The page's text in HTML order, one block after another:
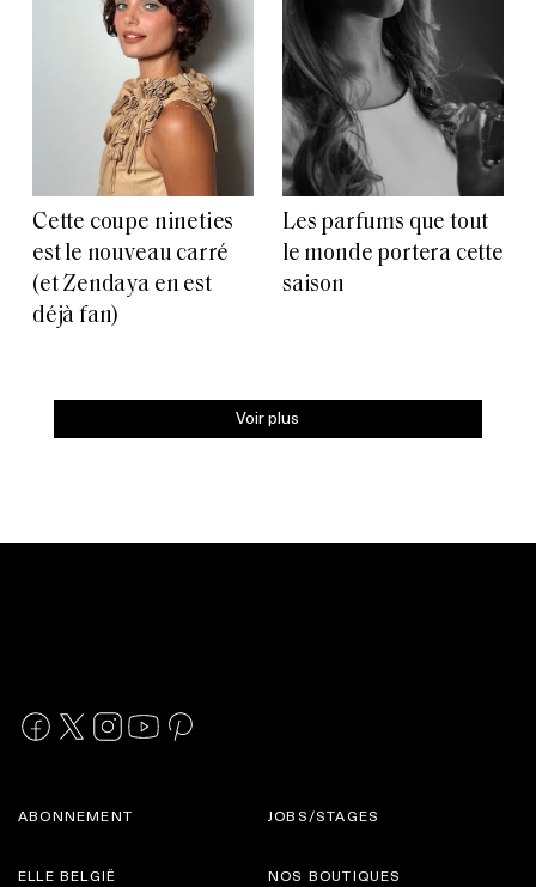
Cette coupe nineties
est le nouveau carré
(et Zendaya en est
déjà fan)
Les parfums que tout
le monde portera cette
saison
Voir plus
ABONNEMENT
ELLE BELGIË
JOBS/STAGES
NOS BOUTIQUES